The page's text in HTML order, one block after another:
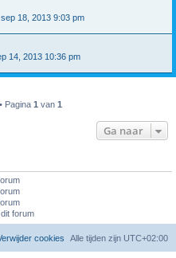
18, 2013 9:03 pm
14, 2013 10:36 pm
Pagina 1 van 1
Ga naar
forum
Alle tijden zijn UTC+02:00
cookies